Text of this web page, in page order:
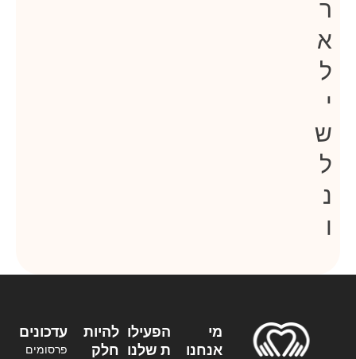
ר
א
ל
י
ש
ל
נ
ו
מי
אנחנו
הפעילו
ת שלנו
להיות
חלק
עדכונים
פרסומים